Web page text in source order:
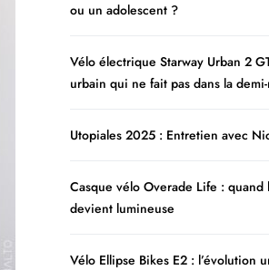
ou un adolescent ?
Vélo électrique Starway Urban 2
urbain qui ne fait pas dans la
Utopiales 2025 : Entretien avec
Casque vélo Overade Life : quand
devient lumineuse
Vélo Ellipse Bikes E2 : l’évolution